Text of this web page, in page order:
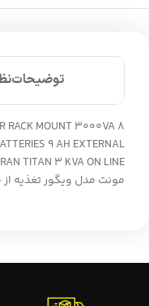
توضیحات
RACK MOUNT 3000VA 8
مونت مدل ویگور تغذیه از طریق 8باطری 9